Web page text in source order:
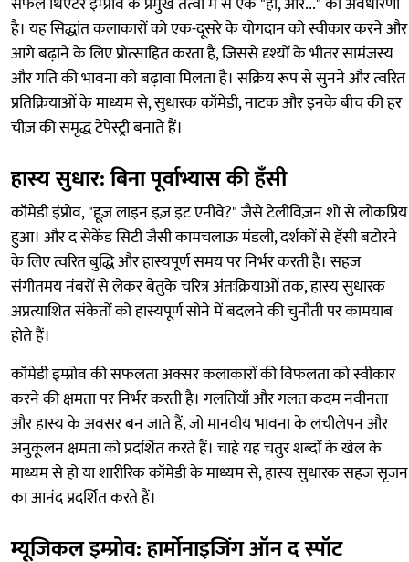
है। यह सिद्धांत कलाकारों को एक-दूसरे के योगदान को स्वीकार करने और
आगे बढ़ाने के लिए प्रोत्साहित करता है, जिससे दृश्यों के भीतर सामंजस्य
और गति की भावना को बढ़ावा मिलता है। सक्रिय रूप से सुनने और त्वरित
प्रतिक्रियाओं के माध्यम से, सुधारक कॉमेडी, नाटक और इनके बीच की हर
चीज़ की समृद्ध टेपेस्ट्री बनाते हैं।
हास्य सुधार: बिना पूर्वाभ्यास की हँसी
कॉमेडी इंप्रोव, "हूज़ लाइन इज़ इट एनीवे?" जैसे टेलीविज़न शो से लोकप्रिय
हुआ। और द सेकेंड सिटी जैसी कामचलाऊ मंडली, दर्शकों से हँसी बटोरने
के लिए त्वरित बुद्धि और हास्यपूर्ण समय पर निर्भर करती है। सहज
संगीतमय नंबरों से लेकर बेतुके चरित्र अंतःक्रियाओं तक, हास्य सुधारक
अप्रत्याशित संकेतों को हास्यपूर्ण सोने में बदलने की चुनौती पर कामयाब
होते हैं।
कॉमेडी इम्प्रोव की सफलता अक्सर कलाकारों की विफलता को स्वीकार
करने की क्षमता पर निर्भर करती है। गलतियाँ और गलत कदम नवीनता
और हास्य के अवसर बन जाते हैं, जो मानवीय भावना के लचीलेपन और
अनुकूलन क्षमता को प्रदर्शित करते हैं। चाहे यह चतुर शब्दों के खेल के
माध्यम से हो या शारीरिक कॉमेडी के माध्यम से, हास्य सुधारक सहज सृजन
का आनंद प्रदर्शित करते हैं।
म्यूजिकल इम्प्रोव: हार्मोनाइजिंग ऑन द स्पॉट